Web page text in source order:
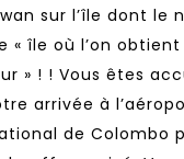
sur l’île dont le
« île où l’on obtient
» ! ! Vous êtes
arrivée à
de Colombo